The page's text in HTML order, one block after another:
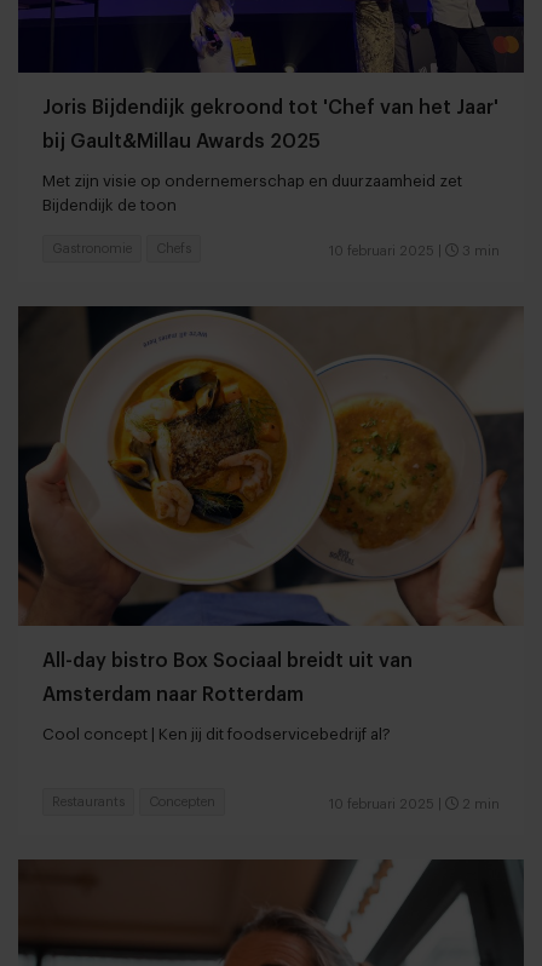
Joris Bijdendijk gekroond tot 'Chef van het Jaar'
bij Gault&Millau Awards 2025
Met zijn visie op ondernemerschap en duurzaamheid zet
Bijdendijk de toon
10 februari 2025 3 min
Gastronomie Chefs
All-day bistro Box Sociaal breidt uit van
Amsterdam naar Rotterdam
Cool concept | Ken jij dit foodservicebedrijf al?
10 februari 2025 2 min
Restaurants Concepten